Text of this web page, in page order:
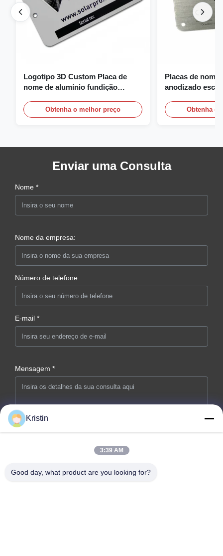
Logotipo 3D Custom Placa de
nome de alumínio fundição
Obtenha o melhor preço
Placas de nome
anodizado
logotipoObtenha o
Enviar uma Consulta
Nome *
Nome da empresa:
Número de telefone
E-mail *
Mensagem *
Kristin
3:39 AM
Good day, what product are you looking for?